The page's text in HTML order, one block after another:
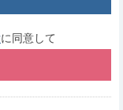
に同意して